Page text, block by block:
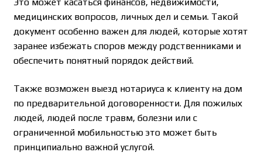
медицинских вопросов, личных дел и семьи. Такой
документ особенно важен для людей, которые хотят
заранее избежать споров между родственниками и
обеспечить понятный порядок действий.
Также возможен выезд нотариуса к клиенту на дом
по предварительной договоренности. Для пожилых
людей, людей после травм, болезни или с
ограниченной мобильностью это может быть
принципиально важной услугой.